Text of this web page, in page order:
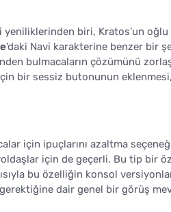
biri, Kratos’un oğlu
'daki Navi karakterine benzer bir
bulmacaların çözümünü
bir sessiz butonunun
için ipuçlarını azaltma
için de geçerli. Bu tip bir
bu özelliğin konsol
dair genel bir görüş